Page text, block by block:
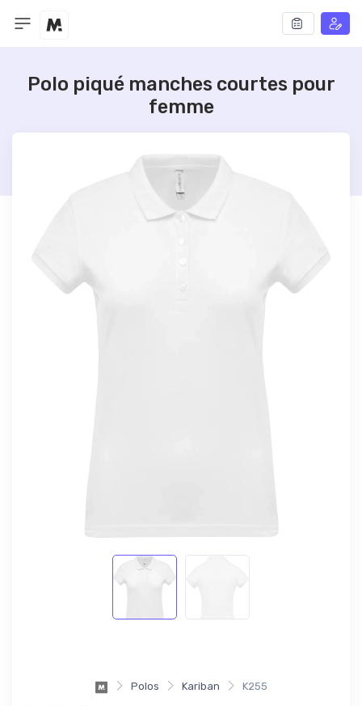
Polo piqué manches courtes pour
femme
Polos Kariban K255